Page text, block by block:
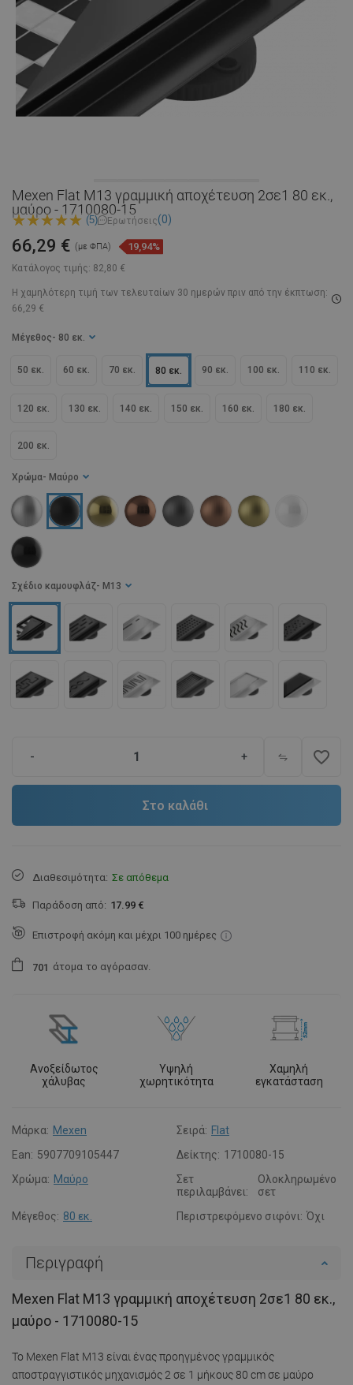
Mexen Flat M13 γραμμική αποχέτευση 2σε1 80 εκ.,
μαύρο - 1710080-15
(5) Ερωτήσεις(0)
Κατάλογος τιμής: 82,80 €
66,29 € (με ΦΠΑ) 19,94%
Η χαμηλότερη τιμή των τελευταίων 30 ημερών πριν από την έκπτωση:
66,29 €
Μέγεθος - 80 εκ.
50 εκ. 60 εκ. 70 εκ. 80 εκ. 90 εκ. 100 εκ. 110 εκ.
120 εκ. 130 εκ. 140 εκ. 150 εκ. 160 εκ. 180 εκ.
200 εκ.
Χρώμα - Μαύρο
Σχέδιο καμουφλάζ - M13
- + favorite_border
Στο καλάθι
Διαθεσιμότητα: Σε απόθεμα
Παράδοση από: 17.99 €
Επιστροφή ακόμη και μέχρι 100 ημέρες
701 άτομα το αγόρασαν.
Ανοξείδωτος
χάλυβας
Υψηλή
χωρητικότητα
Χαμηλή
εγκατάσταση
Μάρκα: Mexen Σειρά: Flat
Ean: 5907709105447 Δείκτης: 1710080-15
Χρώμα: Μαύρο
Σετ
περιλαμβάνει:
Ολοκληρωμένο
σετ
Μέγεθος: 80 εκ. Περιστρεφόμενο σιφόνι: Όχι
Περιγραφή
Mexen Flat M13 γραμμική αποχέτευση 2σε1 80 εκ.,
μαύρο - 1710080-15
Το Mexen Flat M13 είναι ένας προηγμένος γραμμικός
αποστραγγιστικός μηχανισμός 2 σε 1 μήκους 80 cm σε μαύρο